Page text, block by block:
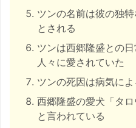
ツンの名前は彼の独
とされる
ツンは西郷隆盛との
人々に愛されていた
ツンの死因は病気に
西郷隆盛の愛犬「タ
と言われている